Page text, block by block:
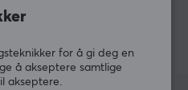
for å gi deg en
å akseptere samtlige
akseptere.